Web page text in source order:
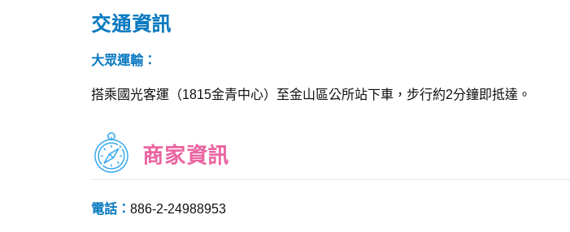
交通資訊
大眾運輸：
搭乘國光客運（1815金青中心）至金山區公所站下車，步行約2分鐘即抵達。
商家資訊
電話： 886-2-24988953